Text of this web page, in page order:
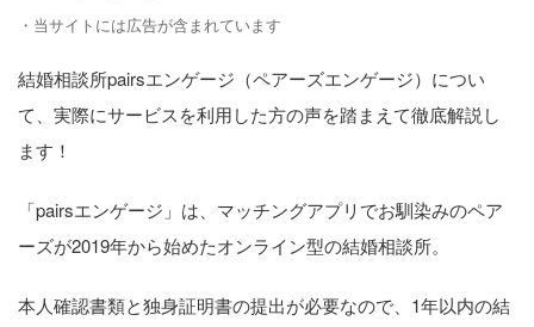
・当サイトには広告が含まれています
結婚相談所pairsエンゲージ（ペアーズエンゲージ）につい
て、実際にサービスを利用した方の声を踏まえて徹底解説し
ます！
「pairsエンゲージ」は、マッチングアプリでお馴染みのペア
ーズが2019年から始めたオンライン型の結婚相談所。
本人確認書類と独身証明書の提出が必要なので、1年以内の結